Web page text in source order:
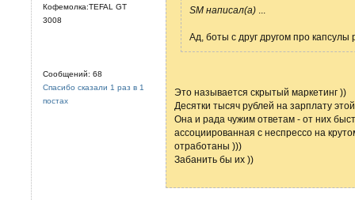
Кофемолка:TEFAL GT
3008
Сообщений: 68
Спасибо сказали 1 раз в 1
постах
SM написал(а)
Ад, боты с друг другом про капсулы
Это называется скрытый маркетинг ))
Десятки тысяч рублей на зарплату
Она и рада чужим ответам - от них
ассоциированная с неспрессо на
отработаны )))
Забанить бы их ))